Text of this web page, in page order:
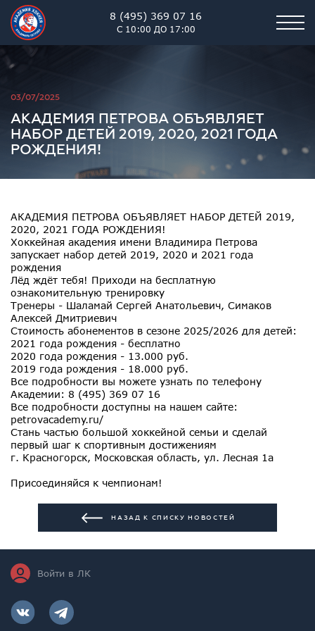
8 (495) 369 07 16
С 10:00 ДО 17:00
Академия хоккея им. В.В.
03/07/2025
АКАДЕМИЯ ПЕТРОВА ОБЪЯВЛЯЕТ
НАБОР ДЕТЕЙ 2019, 2020, 2021 ГОДА
РОЖДЕНИЯ!
АКАДЕМИЯ ПЕТРОВА ОБЪЯВЛЯЕТ НАБОР ДЕТЕЙ 2019,
2020, 2021 ГОДА РОЖДЕНИЯ!
Хоккейная академия имени Владимира Петрова
запускает набор детей 2019, 2020 и 2021 года
рождения
Лёд ждёт тебя! Приходи на бесплатную
ознакомительную тренировку
Тренеры - Шаламай Сергей Анатольевич, Симаков
Алексей Дмитриевич
Стоимость абонементов в сезоне 2025/2026 для детей:
2021 года рождения - бесплатно
2020 года рождения - 13.000 руб.
2019 года рождения - 18.000 руб.
Все подробности вы можете узнать по телефону
Академии: 8 (495) 369 07 16
Все подробности доступны на нашем сайте:
petrovacademy.ru/
Стань частью большой хоккейной семьи и сделай
первый шаг к спортивным достижениям
г. Красногорск, Московская область, ул. Лесная 1а
Присоединяйся к чемпионам!
НАЗАД К СПИСКУ НОВОСТЕЙ
Войти в ЛК